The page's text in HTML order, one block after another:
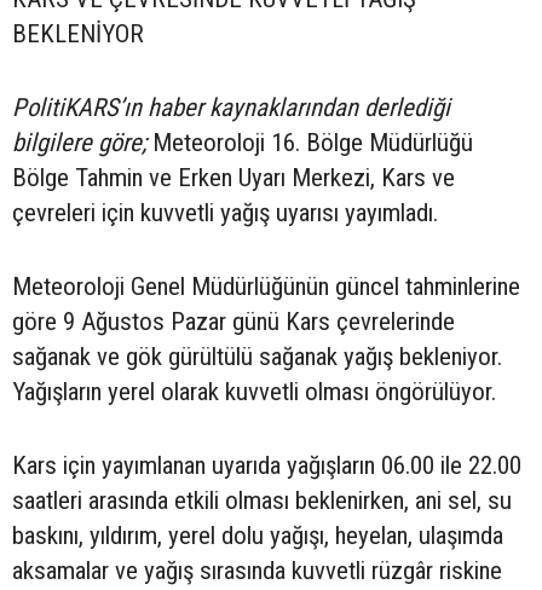
BEKLENİYOR
PolitiKARS’ın haber kaynaklarından derlediği
bilgilere göre;Meteoroloji 16. Bölge Müdürlüğü
Bölge Tahmin ve Erken Uyarı Merkezi, Kars ve
çevreleri için kuvvetli yağış uyarısı yayımladı.
Meteoroloji Genel Müdürlüğünün güncel tahminlerine
göre 9 Ağustos Pazar günü Kars çevrelerinde
sağanak ve gök gürültülü sağanak yağış bekleniyor.
Yağışların yerel olarak kuvvetli olması öngörülüyor.
Kars için yayımlanan uyarıda yağışların 06.00 ile 22.00
saatleri arasında etkili olması beklenirken, ani sel, su
baskını, yıldırım, yerel dolu yağışı, heyelan, ulaşımda
aksamalar ve yağış sırasında kuvvetli rüzgâr riskine